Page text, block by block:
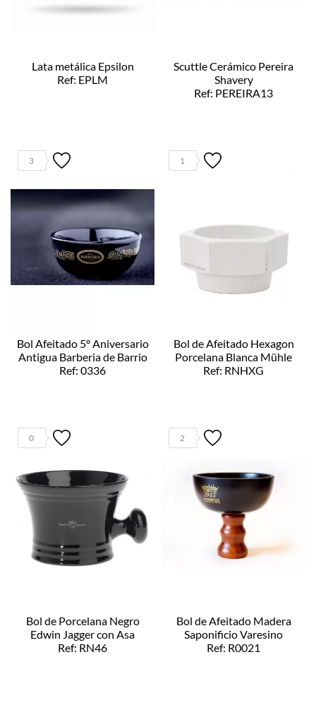
Lata metálica Epsilon
Ref: EPLM
Scuttle Cerámico Pereira
Shavery
Ref: PEREIRA13
3
Bol Afeitado 5º Aniversario
Antigua Barberia de Barrio
Ref: 0336
1
Bol de Afeitado Hexagon
Porcelana Blanca Mühle
Ref: RNHXG
0
Bol de Porcelana Negro
Edwin Jagger con Asa
Ref: RN46
2
Bol de Afeitado Madera
Saponificio Varesino
Ref: R0021